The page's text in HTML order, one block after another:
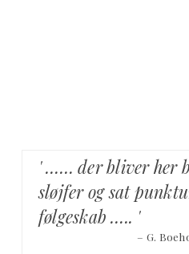
' …… der bliver her
sløjfer og sat
følgeskab ….. '
– G.